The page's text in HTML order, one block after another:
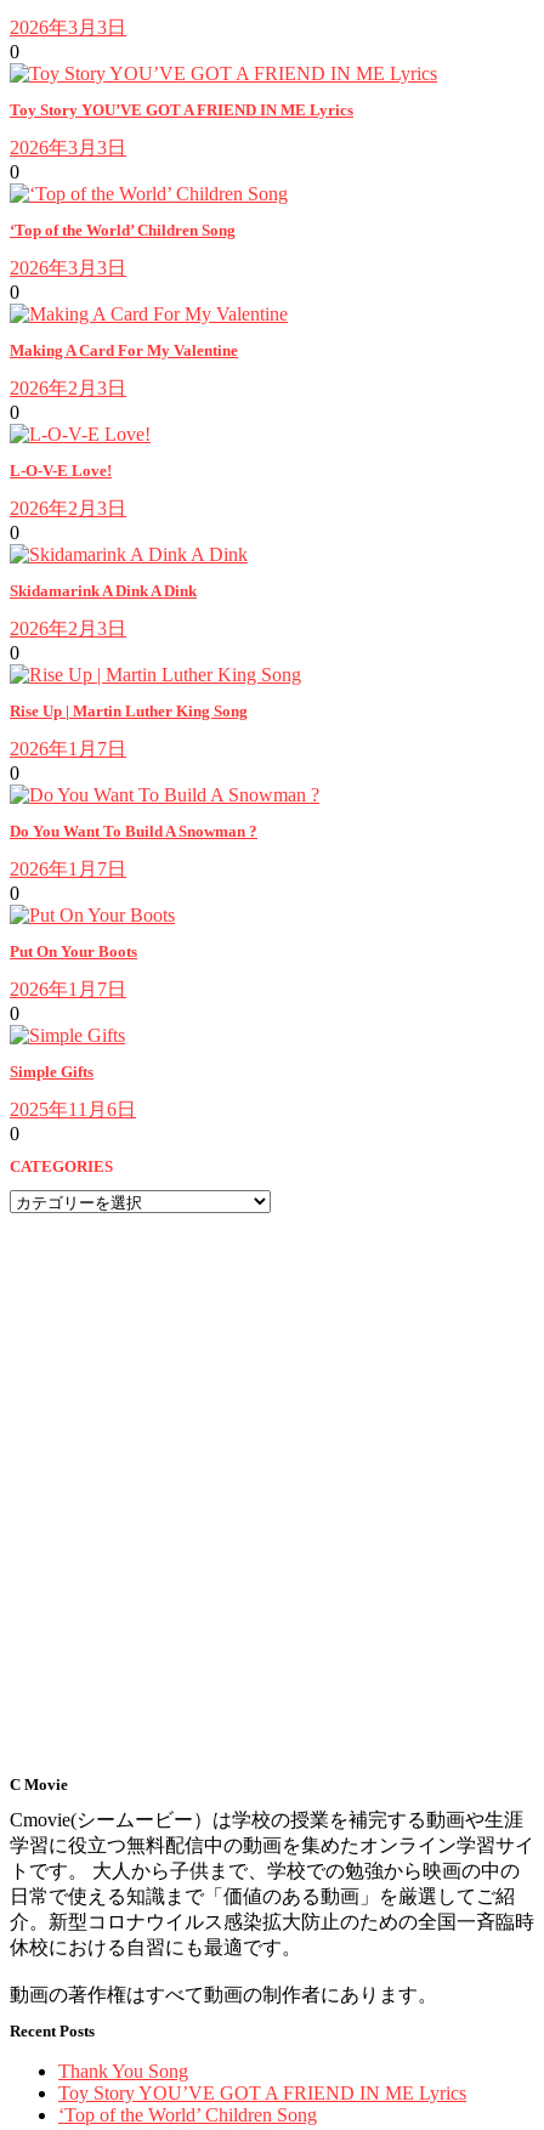
2026年3月3日
0
Toy Story YOU’VE GOT A FRIEND IN ME Lyrics
2026年3月3日
0
‘Top of the World’ Children Song
2026年3月3日
0
Making A Card For My Valentine
2026年2月3日
0
L-O-V-E Love!
2026年2月3日
0
Skidamarink A Dink A Dink
2026年2月3日
0
Rise Up | Martin Luther King Song
2026年1月7日
0
Do You Want To Build A Snowman ?
2026年1月7日
0
Put On Your Boots
2026年1月7日
0
Simple Gifts
2025年11月6日
0
CATEGORIES
CATEGORIES
C Movie
Cmovie(シームービー）は学校の授業を補完する動画や生涯
学習に役立つ無料配信中の動画を集めたオンライン学習サイ
トです。 大人から子供まで、学校での勉強から映画の中の
日常で使える知識まで「価値のある動画」を厳選してご紹
介。新型コロナウイルス感染拡大防止のための全国一斉臨時
休校における自習にも最適です。
動画の著作権はすべて動画の制作者にあります。
Recent Posts
Thank You Song
Toy Story YOU’VE GOT A FRIEND IN ME Lyrics
‘Top of the World’ Children Song